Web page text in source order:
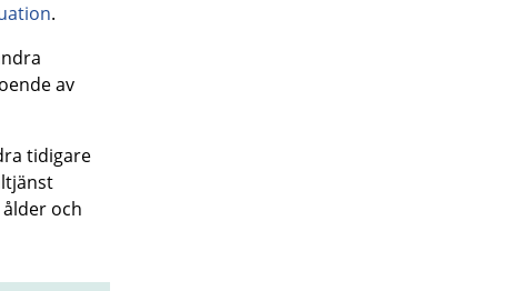
.
av
tidigare
och